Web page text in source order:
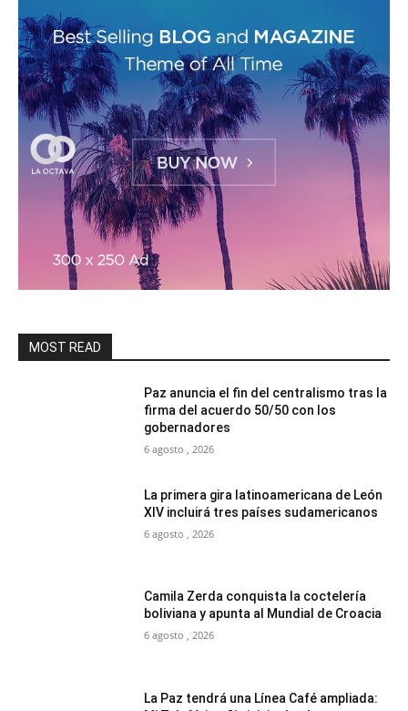
MOST READ
Paz anuncia el fin del centralismo tras la
firma del acuerdo 50/50 con los
gobernadores
6 agosto , 2026
La primera gira latinoamericana de León
XIV incluirá tres países sudamericanos
6 agosto , 2026
Camila Zerda conquista la coctelería
boliviana y apunta al Mundial de Croacia
6 agosto , 2026
La Paz tendrá una Línea Café ampliada: